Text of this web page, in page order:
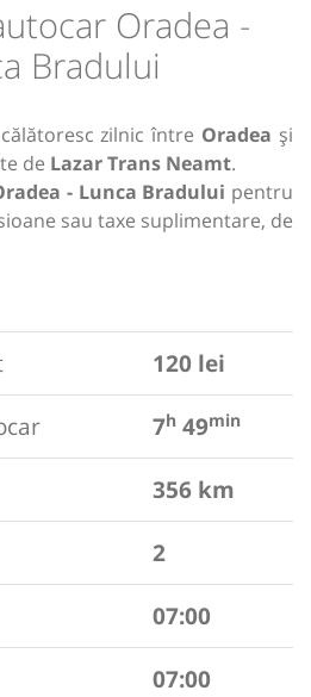
Oradea -
Bradului
zilnic între Oradea și
de Lazar Trans Neamt.
- Lunca Bradului pentru
sau taxe suplimentare, de
120 lei
7h 49min
356 km
2
07:00
07:00